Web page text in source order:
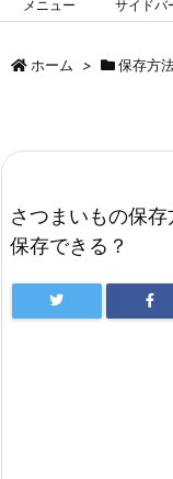
メニュー サイドバ
ホーム > 保存方
さつまいもの保
保存できる？